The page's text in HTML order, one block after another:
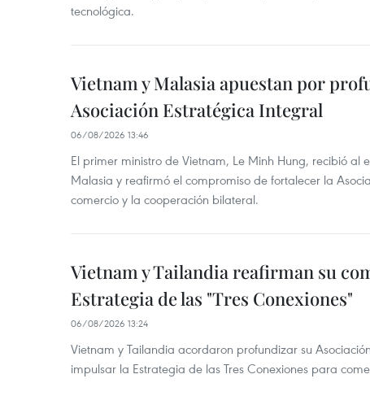
tecnológica.
Vietnam y Malasia apuestan por
Asociación Estratégica Integral
06/08/2026 13:46
El primer ministro de Vietnam, Le Minh Hung, recibió al
Malasia y reafirmó el compromiso de fortalecer la
comercio y la cooperación bilateral.
Vietnam y Tailandia reafirman su
Estrategia de las "Tres Conexiones"
06/08/2026 13:24
Vietnam y Tailandia acordaron profundizar su
impulsar la Estrategia de las Tres Conexiones para